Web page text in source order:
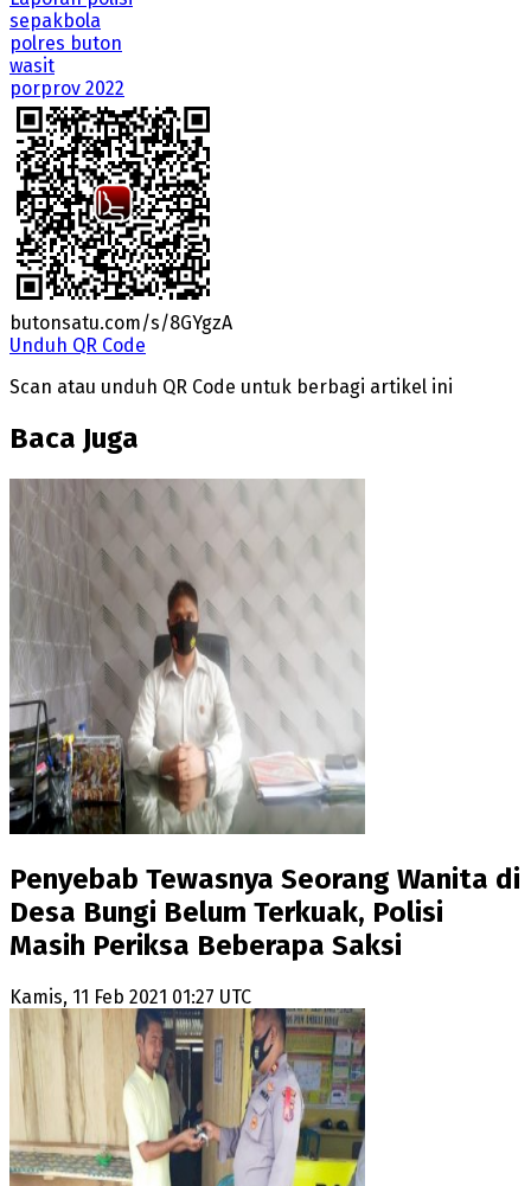
sepakbola
polres buton
wasit
porprov 2022
butonsatu.com/s/8GYgzA
Unduh QR Code
Scan atau unduh QR Code untuk berbagi artikel ini
Baca Juga
Penyebab Tewasnya Seorang Wanita di
Desa Bungi Belum Terkuak, Polisi
Masih Periksa Beberapa Saksi
Kamis, 11 Feb 2021 01:27 UTC